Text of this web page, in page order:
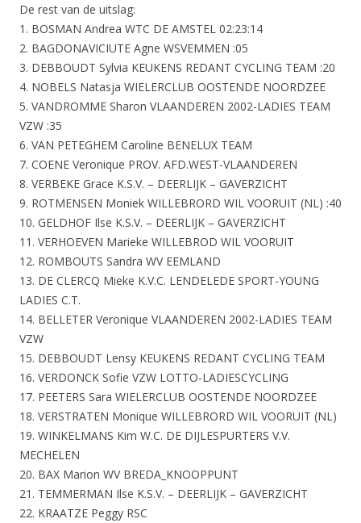
De rest van de uitslag:
1. BOSMAN Andrea WTC DE AMSTEL 02:23:14
2. BAGDONAVICIUTE Agne WSVEMMEN :05
3. DEBBOUDT Sylvia KEUKENS REDANT CYCLING TEAM :20
4. NOBELS Natasja WIELERCLUB OOSTENDE NOORDZEE
5. VANDROMME Sharon VLAANDEREN 2002-LADIES TEAM
VZW :35
6. VAN PETEGHEM Caroline BENELUX TEAM
7. COENE Veronique PROV. AFD.WEST-VLAANDEREN
8. VERBEKE Grace K.S.V. – DEERLIJK – GAVERZICHT
9. ROTMENSEN Moniek WILLEBRORD WIL VOORUIT (NL) :40
10. GELDHOF Ilse K.S.V. – DEERLIJK – GAVERZICHT
11. VERHOEVEN Marieke WILLEBROD WIL VOORUIT
12. ROMBOUTS Sandra WV EEMLAND
13. DE CLERCQ Mieke K.V.C. LENDELEDE SPORT-YOUNG
LADIES C.T.
14. BELLETER Veronique VLAANDEREN 2002-LADIES TEAM
VZW
15. DEBBOUDT Lensy KEUKENS REDANT CYCLING TEAM
16. VERDONCK Sofie VZW LOTTO-LADIESCYCLING
17. PEETERS Sara WIELERCLUB OOSTENDE NOORDZEE
18. VERSTRATEN Monique WILLEBRORD WIL VOORUIT (NL)
19. WINKELMANS Kim W.C. DE DIJLESPURTERS V.V.
MECHELEN
20. BAX Marion WV BREDA_KNOOPPUNT
21. TEMMERMAN Ilse K.S.V. – DEERLIJK – GAVERZICHT
22. KRAATZE Peggy RSC